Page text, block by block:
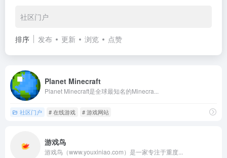
社区门户
排序 发布 更新 浏览 点赞
Planet Minecraft
Planet Minecraft是全球最知名的Minecra...
社区门户 # 在线游戏 # 游戏网站
游戏鸟
游戏鸟（www.youxiniao.com）是一家专注于重度...